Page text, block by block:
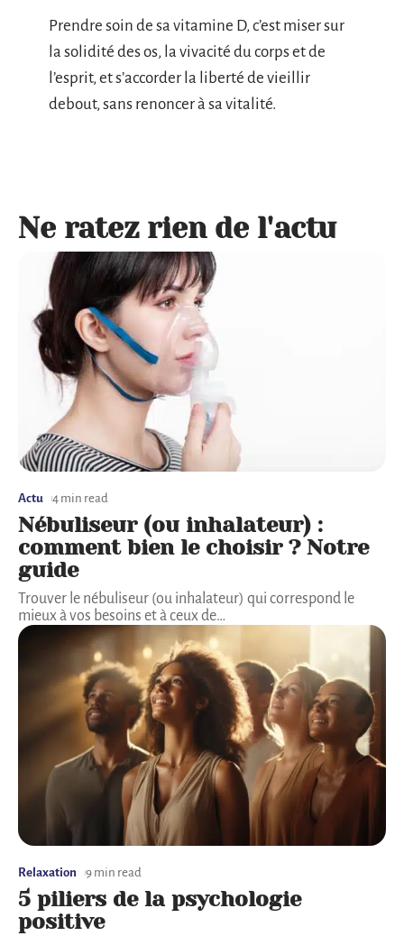
Prendre soin de sa vitamine D, c’est miser sur
la solidité des os, la vivacité du corps et de
l’esprit, et s’accorder la liberté de vieillir
debout, sans renoncer à sa vitalité.
Ne ratez rien de l'actu
Actu 4 min read
Nébuliseur (ou inhalateur) :
comment bien le choisir ? Notre
guide
Trouver le nébuliseur (ou inhalateur) qui correspond le
mieux à vos besoins et à ceux de…
Relaxation 9 min read
5 piliers de la psychologie
positive